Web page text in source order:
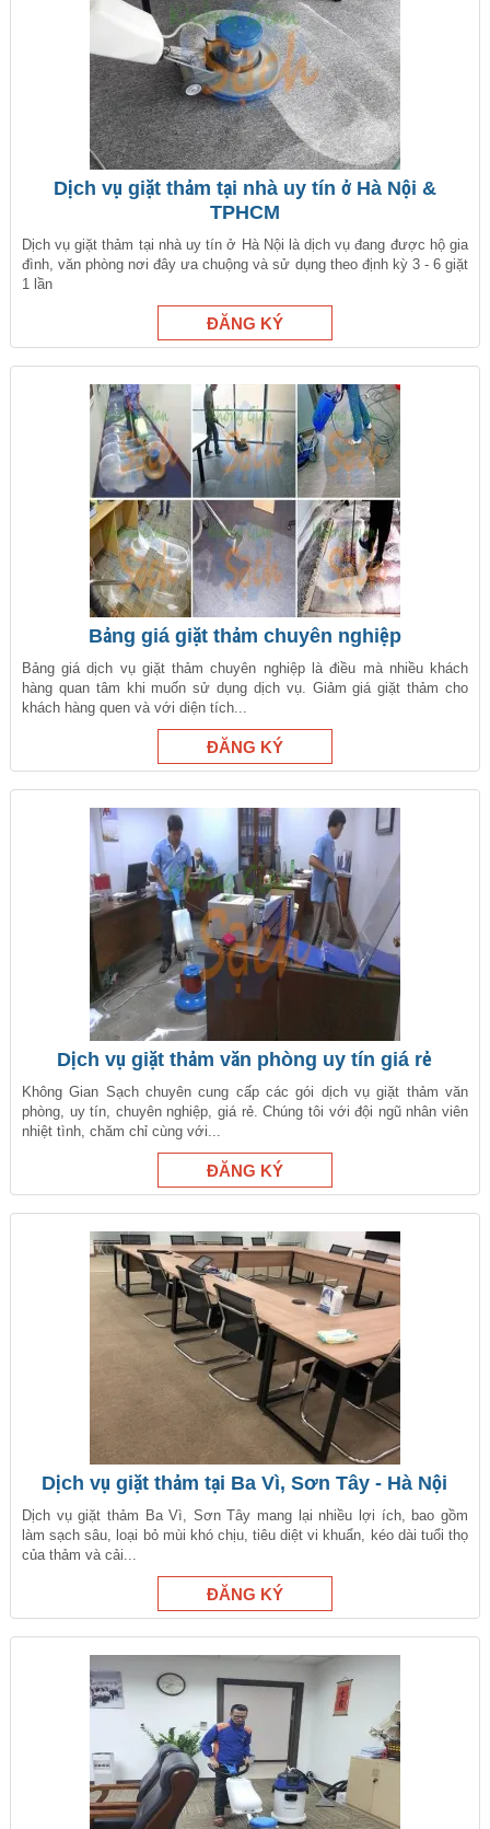
Dịch vụ giặt thảm tại nhà uy tín ở Hà Nội &
TPHCM
Dịch vụ giặt thảm tại nhà uy tín ở Hà Nội là dịch vụ đang được hộ gia
đình, văn phòng nơi đây ưa chuộng và sử dụng theo định kỳ 3 - 6 giặt
1 lần
Bảng giá giặt thảm chuyên nghiệp
Bảng giá dịch vụ giặt thảm chuyên nghiệp là điều mà nhiều khách
hàng quan tâm khi muốn sử dụng dịch vụ. Giảm giá giặt thảm cho
khách hàng quen và với diện tích...
Dịch vụ giặt thảm văn phòng uy tín giá rẻ
Không Gian Sạch chuyên cung cấp các gói dịch vụ giặt thảm văn
phòng, uy tín, chuyên nghiệp, giá rẻ. Chúng tôi với đội ngũ nhân viên
nhiệt tình, chăm chỉ cùng với...
Dịch vụ giặt thảm tại Ba Vì, Sơn Tây - Hà Nội
Dịch vụ giặt thảm Ba Vì, Sơn Tây mang lại nhiều lợi ích, bao gồm
làm sạch sâu, loại bỏ mùi khó chịu, tiêu diệt vi khuẩn, kéo dài tuổi thọ
của thảm và cải...